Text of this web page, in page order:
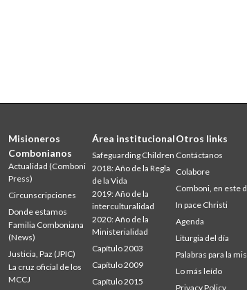
Misioneros
Combonianos
Actualidad (Comboni
Press)
Circunscripciones
Donde estamos
Familia Comboniana
(News)
Justicia, Paz (JPIC)
La cruz oficial de los
MCCJ
Área institucional
Safeguarding Children
2018: Año de la Regla
de la Vida
2019: Año de la
interculturalidad
2020: Año de la
Ministerialidad
Capítulo 2003
Capítulo 2009
Capítulo 2015
Otros links
Contáctanos
Colabore
Comboni, en este
In pace Christi
Agenda
Liturgia del día
Palabras para la
Lo más leído
Privacy Policy